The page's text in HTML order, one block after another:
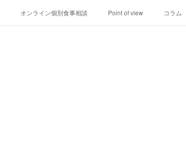
オンライン個別食事相談 Point of view コラム